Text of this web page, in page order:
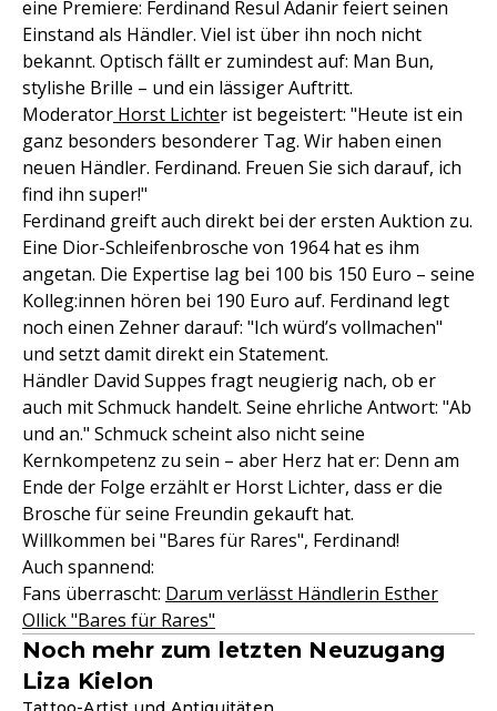
eine Premiere: Ferdinand Resul Adanir feiert seinen
Einstand als Händler. Viel ist über ihn noch nicht
bekannt. Optisch fällt er zumindest auf: Man Bun,
stylishe Brille – und ein lässiger Auftritt.
Moderator Horst Lichter ist begeistert: "Heute ist ein
ganz besonders besonderer Tag. Wir haben einen
neuen Händler. Ferdinand. Freuen Sie sich darauf, ich
find ihn super!"
Ferdinand greift auch direkt bei der ersten Auktion zu.
Eine Dior-Schleifenbrosche von 1964 hat es ihm
angetan. Die Expertise lag bei 100 bis 150 Euro – seine
Kolleg:innen hören bei 190 Euro auf. Ferdinand legt
noch einen Zehner darauf: "Ich würd’s vollmachen"
und setzt damit direkt ein Statement.
Händler David Suppes fragt neugierig nach, ob er
auch mit Schmuck handelt. Seine ehrliche Antwort: "Ab
und an." Schmuck scheint also nicht seine
Kernkompetenz zu sein – aber Herz hat er: Denn am
Ende der Folge erzählt er Horst Lichter, dass er die
Brosche für seine Freundin gekauft hat.
Willkommen bei "Bares für Rares", Ferdinand!
Auch spannend:
Fans überrascht: Darum verlässt Händlerin Esther
Ollick "Bares für Rares"
Noch mehr zum letzten Neuzugang
Liza Kielon